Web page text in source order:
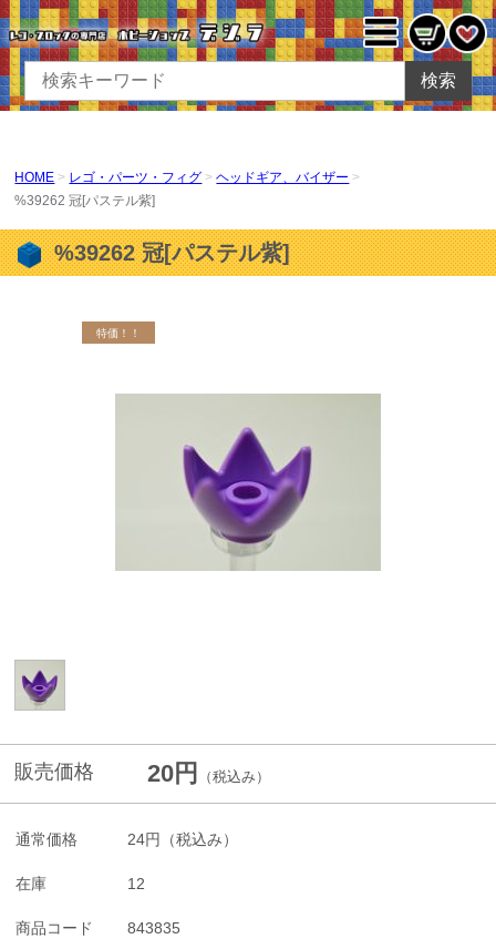
検索
HOME レゴ・パーツ・フィグ
ヘッドギア、バイザー
%39262 冠[パステル紫]
%39262 冠[パステル紫]
販売価格 20円 （税込み）
通常価格 24円 （税込み）
在庫 12
商品コード 843835